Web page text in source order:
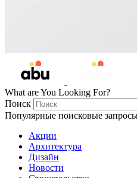
What are You Looking For?
Поиск
Популярные поисковые
Акции
Архитектура
Дизайн
Новости